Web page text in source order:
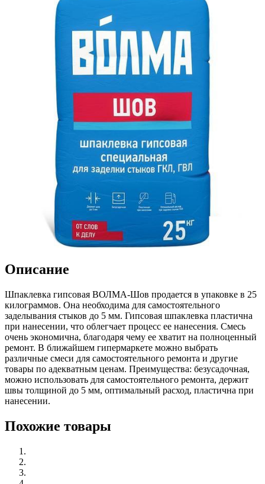
Описание
Шпаклевка гипсовая ВОЛМА-Шов продается в упаковке в 25
килограммов. Она необходима для самостоятельного
заделывания стыков до 5 мм. Гипсовая шпаклевка пластична
при нанесении, что облегчает процесс ее нанесения. Смесь
очень экономична, благодаря чему ее хватит на полноценный
ремонт. В ближайшем гипермаркете можно выбрать
различные смеси для самостоятельного ремонта и другие
товары по адекватным ценам. Преимущества: безусадочная,
можно использовать для самостоятельного ремонта, держит
швы толщиной до 5 мм, оптимальный расход, пластична при
нанесении.
Похожие товары